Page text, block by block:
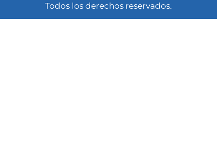
Todos los derechos reservados.